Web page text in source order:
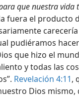
que nuestra vida
fuera el producto
pudiéramos
que hizo el
y todas las
Revelación 4:11,
Dios